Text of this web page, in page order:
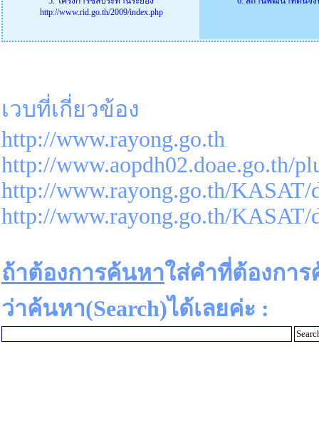
http://www.rid.go.th/2009/index.php
เวบที่เกี่ยวข้อง
http://www.rayong.go.th
http://www.aopdh02.doae.go.th/
http://www.rayong.go.th/KASAT/
http://www.rayong.go.th/KASAT/
ถ้าต้องการค้นหาใส่คำที่ต้องกา
ว่าค้นหา(Search)ได้เลยค่ะ :